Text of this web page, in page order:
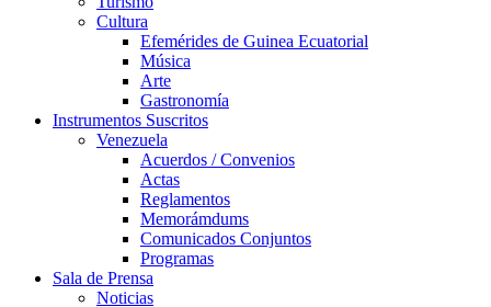
Cultura
Efemérides de Guinea Ecuatorial
Música
Arte
Gastronomía
Instrumentos Suscritos
Venezuela
Acuerdos / Convenios
Actas
Reglamentos
Memorámdums
Comunicados Conjuntos
Programas
Sala de Prensa
Noticias